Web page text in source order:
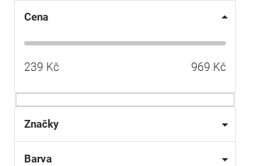
Cena
239 Kč 969 Kč
Značky
Barva